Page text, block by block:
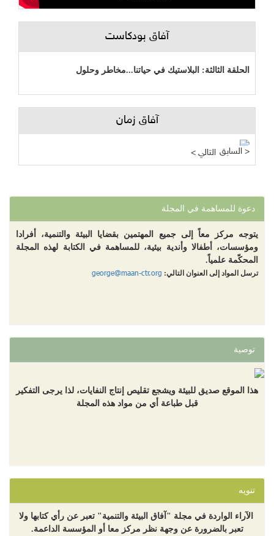
آفاق بودكاست
الحلقة الثالثة: البلاستيك في حياتنا...مخاطر وحلول
آفاق زمان
< التالي السابق >
دعوة للمساهمة في المجلة
يتوجه مركز معاً إلى جميع المهتمين بقضايا البيئة والتنمية، أفرادا
ومؤسسات، أطفالا وأندية بيئية، للمساهمة في الكتابة لهذه المجلة
المحكّمة علمياً.
ترسل المواد إلى العنوان التالي: george@maan-ctr.org
توصية
هذا الموقع صديق للبيئة ويشجع تقليص إنتاج النفايات، لذا يرجى التفكير
قبل طباعة أي من مواد هذه المجلة
تنويه
الآراء الواردة في مجلة "آفاق البيئة والتنمية" تعبر عن رأي كتابها ولا
تعبر بالضرورة عن وجهة نظر مركز معا أو المؤسسة الداعمة.